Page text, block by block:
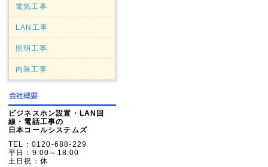
電気工事
LAN工事
照明工事
内装工事
ビジネスホン設置・LAN回
線・電話工事の
日本コールシステムズ
TEL：0120-688-229
平日：9:00～18:00
土日祝：休